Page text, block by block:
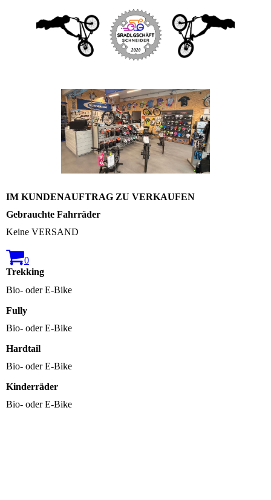
IM KUNDENAUFTRAG ZU VERKAUFEN
Gebrauchte Fahrräder
Keine VERSAND
0
Trekking
Bio- oder E-Bike
Fully
Bio- oder E-Bike
Hardtail
Bio- oder E-Bike
Kinderräder
Bio- oder E-Bike